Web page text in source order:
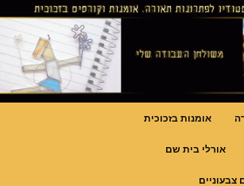
תאורה וסטודיו
יד, ויטראזים לחלונות ולמחיצות דקורטיביות, קורסים
אומנות בזכוכית
אורלי בית שם
צבעוניים